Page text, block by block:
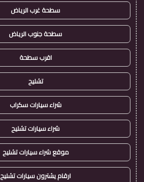
سطحة غرب الرياض
سطحة جنوب الرياض
اقرب سطحة
تشليح
شراء سيارات سكراب
شراء سيارات تشليح
موقع شراء سيارات تشليح
ارقام يشترون سيارات تشليح